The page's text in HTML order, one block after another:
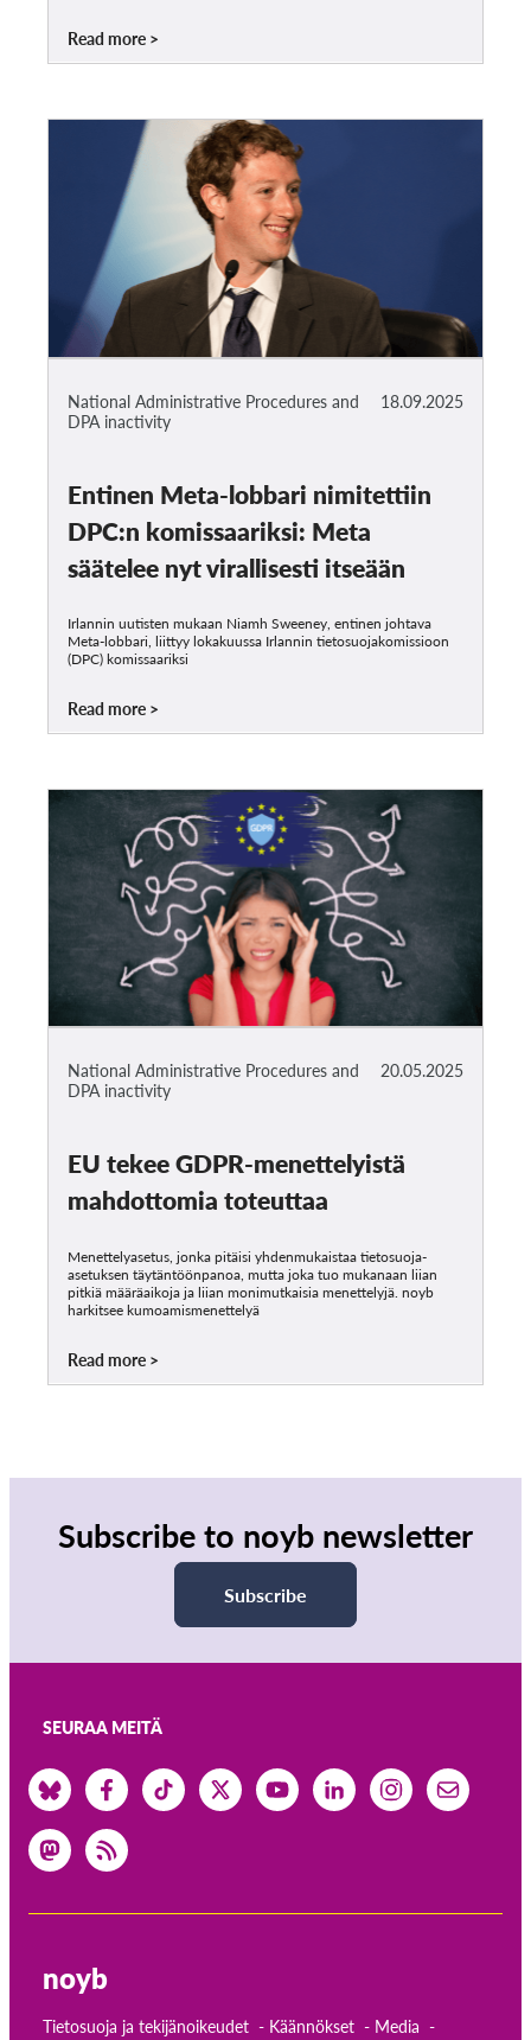
Read more
18.09.2025
National Administrative Procedures and
DPA inactivity
Entinen Meta-lobbari nimitettiin
DPC:n komissaariksi: Meta
säätelee nyt virallisesti itseään
Irlannin uutisten mukaan Niamh Sweeney, entinen johtava
Meta-lobbari, liittyy lokakuussa Irlannin tietosuojakomissioon
(DPC) komissaariksi
Read more
20.05.2025
National Administrative Procedures and
DPA inactivity
EU tekee GDPR-menettelyistä
mahdottomia toteuttaa
Menettelyasetus, jonka pitäisi yhdenmukaistaa tietosuoja-
asetuksen täytäntöönpanoa, mutta joka tuo mukanaan liian
pitkiä määräaikoja ja liian monimutkaisia menettelyjä. noyb
harkitsee kumoamismenettelyä
Read more
Subscribe to noyb newsletter
Subscribe
SEURAA MEITÄ
noyb
Tietosuoja ja tekijänoikeudet Käännökset
Media